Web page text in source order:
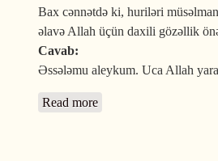
Bax cənnətdə ki, huriləri
əlavə Allah üçün daxili gözəllik
Cavab:
Əssələmu aleykum. Uca Allah
Read more